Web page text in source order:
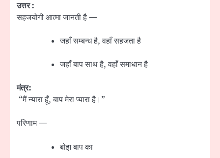
उत्तर :
सहजयोगी आत्मा जानती है —
जहाँ सम्बन्ध है, वहाँ सहजता है
जहाँ बाप साथ है, वहाँ समाधान है
मंत्र:
“मैं न्यारा हूँ, बाप मेरा प्यारा है।”
परिणाम —
बोझ बाप का